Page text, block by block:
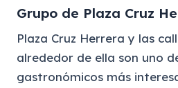
Grupo de Plaza Cruz
Plaza Cruz Herrera y las
alrededor de ella son uno
gastronómicos más